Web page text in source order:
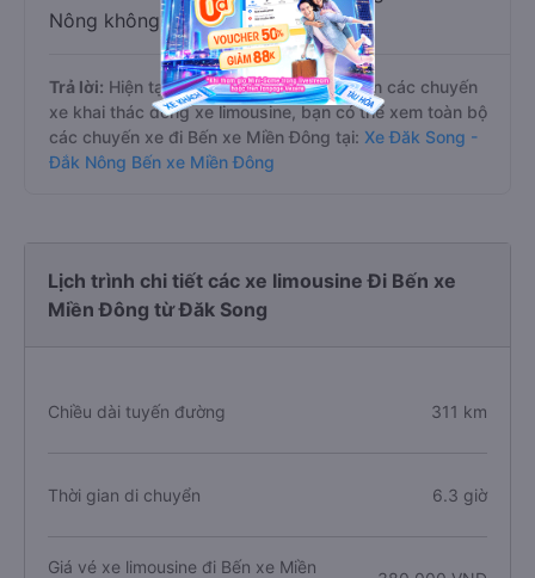
Nông không?
Trả lời: Hiện tại danh sách này chỉ thể hiện các chuyến
xe khai thác dòng xe limousine, bạn có thể xem toàn bộ
các chuyến xe đi Bến xe Miền Đông tại: Xe Đăk Song -
Đắk Nông Bến xe Miền Đông
Lịch trình chi tiết các xe limousine Đi Bến xe
Miền Đông từ Đăk Song
Chiều dài tuyến đường 311 km
Thời gian di chuyển 6.3 giờ
Giá vé xe limousine đi Bến xe Miền